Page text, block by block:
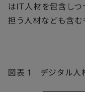
はIT人材を包含し
担う人材なども含む
図表 1 デジタル人